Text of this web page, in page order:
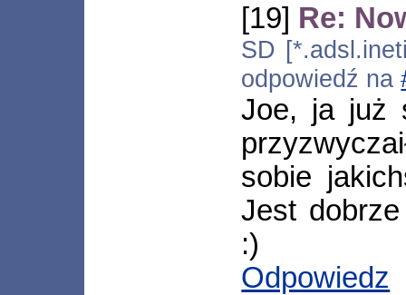
[19] Re:
SD
odpowiedź na
Joe, ja już
sobie
Jest
:)
Odpowiedz